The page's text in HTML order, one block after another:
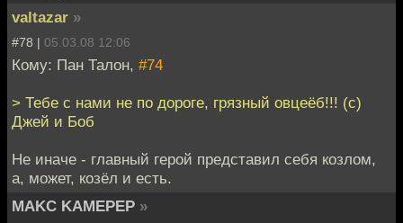
valtazar »
#78 | 05.03.08 12:06
Кому: Пан Талон, #74
> Тебе с нами не по дороге, грязный овцеёб!!! (с)
Джей и Боб
Не иначе - главный герой представил себя козлом,
а, может, козёл и есть.
MAKC KAMEPEP »